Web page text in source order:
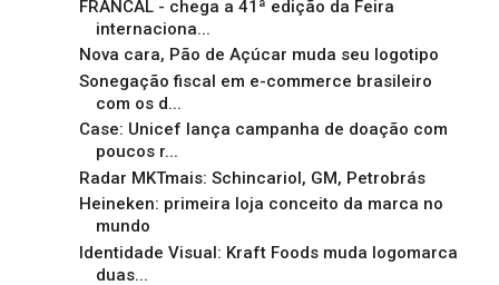
FRANCAL - chega a 41ª edição da Feira
internaciona...
Nova cara, Pão de Açúcar muda seu logotipo
Sonegação fiscal em e-commerce brasileiro
com os d...
Case: Unicef lança campanha de doação com
poucos r...
Radar MKTmais: Schincariol, GM, Petrobrás
Heineken: primeira loja conceito da marca no
mundo
Identidade Visual: Kraft Foods muda logomarca
duas...